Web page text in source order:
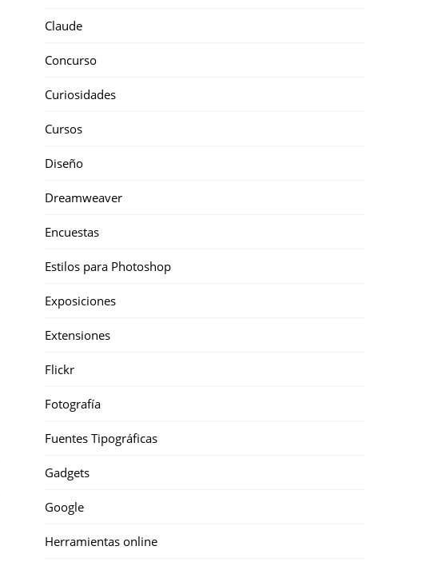
Claude
Concurso
Curiosidades
Cursos
Diseño
Dreamweaver
Encuestas
Estilos para Photoshop
Exposiciones
Extensiones
Flickr
Fotografía
Fuentes Tipográficas
Gadgets
Google
Herramientas online